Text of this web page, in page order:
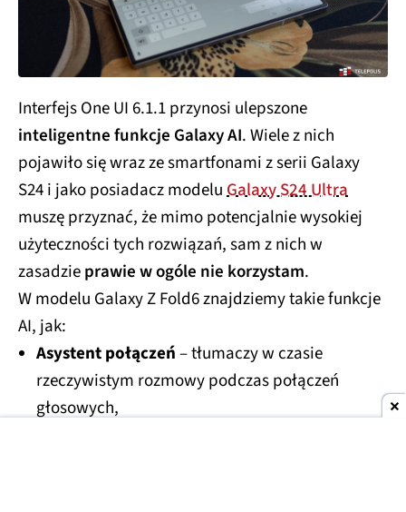
Interfejs One UI 6.1.1 przynosi ulepszone
inteligentne funkcje Galaxy AI. Wiele z nich
pojawiło się wraz ze smartfonami z serii Galaxy
S24 i jako posiadacz modeluGalaxy S24 Ultra
muszę przyznać, że mimo potencjalnie wysokiej
użyteczności tych rozwiązań, sam z nich w
zasadzieprawie w ogóle nie korzystam.
W modelu Galaxy Z Fold6 znajdziemy takie funkcje
AI, jak:
Asystent połączeń– tłumaczy w czasie
rzeczywistym rozmowy podczas połączeń
głosowych,